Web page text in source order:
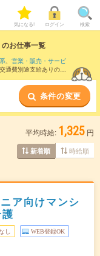
気になる! ログイン 検索
のお仕事一覧
、 営業・販売・サービ
通費別途支給ありの条
条件の変更
平均時給: 1,325 円
新着順 時給順
ア向けマンシ
し WEB登録OK